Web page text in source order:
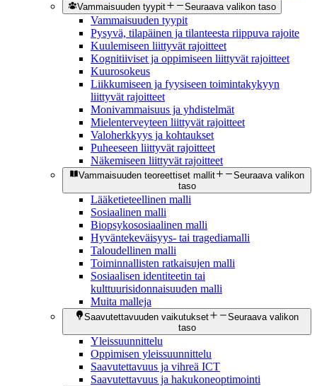
Vammaisuuden tyypit Seuraava valikon taso
Vammaisuuden tyypit
Pysyvä, tilapäinen ja tilanteesta riippuva rajoite
Kuulemiseen liittyvät rajoitteet
Kognitiiviset ja oppimiseen liittyvät rajoitteet
Kuurosokeus
Liikkumiseen ja fyysiseen toimintakykyyn
liittyvät rajoitteet
Monivammaisuus ja yhdistelmät
Mielenterveyteen liittyvät rajoitteet
Valoherkkyys ja kohtaukset
Puheeseen liittyvät rajoitteet
Näkemiseen liittyvät rajoitteet
Vammaisuuden teoreettiset mallit
Seuraava valikon
taso
Lääketieteellinen malli
Sosiaalinen malli
Biopsykososiaalinen malli
Hyväntekeväisyys- tai tragediamalli
Taloudellinen malli
Toiminnallisten ratkaisujen malli
Sosiaalisen identiteetin tai
kulttuurisidonnaisuuden malli
Muita malleja
Saavutettavuuden vaikutukset
Seuraava valikon
taso
Yleissuunnittelu
Oppimisen yleissuunnittelu
Saavutettavuus ja vihreä ICT
Saavutettavuus ja hakukoneoptimointi